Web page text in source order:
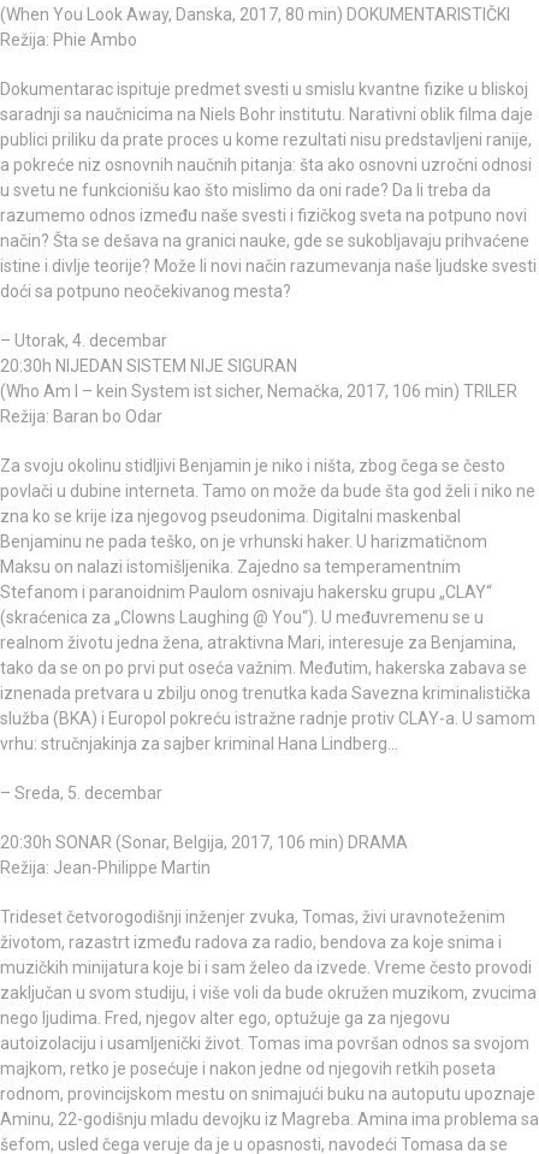
(When You Look Away, Danska, 2017, 80 min) DOKUMENTARISTIČKI
Režija: Phie Ambo
Dokumentarac ispituje predmet svesti u smislu kvantne fizike u bliskoj
saradnji sa naučnicima na Niels Bohr institutu. Narativni oblik filma daje
publici priliku da prate proces u kome rezultati nisu predstavljeni ranije,
a pokreće niz osnovnih naučnih pitanja: šta ako osnovni uzročni odnosi
u svetu ne funkcionišu kao što mislimo da oni rade? Da li treba da
razumemo odnos između naše svesti i fizičkog sveta na potpuno novi
način? Šta se dešava na granici nauke, gde se sukobljavaju prihvaćene
istine i divlje teorije? Može li novi način razumevanja naše ljudske svesti
doći sa potpuno neočekivanog mesta?
– Utorak, 4. decembar
20:30h NIJEDAN SISTEM NIJE SIGURAN
(Who Am I – kein System ist sicher, Nemačka, 2017, 106 min) TRILER
Režija: Baran bo Odar
Za svoju okolinu stidljivi Benjamin je niko i ništa, zbog čega se često
povlači u dubine interneta. Tamo on može da bude šta god želi i niko ne
zna ko se krije iza njegovog pseudonima. Digitalni maskenbal
Benjaminu ne pada teško, on je vrhunski haker. U harizmatičnom
Maksu on nalazi istomišljenika. Zajedno sa temperamentnim
Stefanom i paranoidnim Paulom osnivaju hakersku grupu „CLAY“
(skraćenica za „Clowns Laughing @ You“). U međuvremenu se u
realnom životu jedna žena, atraktivna Mari, interesuje za Benjamina,
tako da se on po prvi put oseća važnim. Međutim, hakerska zabava se
iznenada pretvara u zbilju onog trenutka kada Savezna kriminalistička
služba (BKA) i Europol pokreću istražne radnje protiv CLAY-a. U samom
vrhu: stručnjakinja za sajber kriminal Hana Lindberg…
– Sreda, 5. decembar
20:30h SONAR (Sonar, Belgija, 2017, 106 min) DRAMA
Režija: Jean-Philippe Martin
Trideset četvorogodišnji inženjer zvuka, Tomas, živi uravnoteženim
životom, razastrt između radova za radio, bendova za koje snima i
muzičkih minijatura koje bi i sam želeo da izvede. Vreme često provodi
zaključan u svom studiju, i više voli da bude okružen muzikom, zvucima
nego ljudima. Fred, njegov alter ego, optužuje ga za njegovu
autoizolaciju i usamljenički život. Tomas ima površan odnos sa svojom
majkom, retko je posećuje i nakon jedne od njegovih retkih poseta
rodnom, provincijskom mestu on snimajući buku na autoputu upoznaje
Aminu, 22-godišnju mladu devojku iz Magreba. Amina ima problema sa
šefom, usled čega veruje da je u opasnosti, navodeći Tomasa da se